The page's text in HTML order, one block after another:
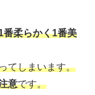
番柔らかく1番美
てしまいます。
意です。